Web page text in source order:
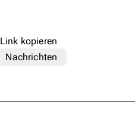
Link kopieren
Nachrichten